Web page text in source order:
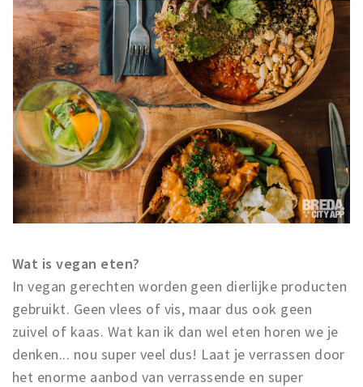
Draai aan het rad!
VRIJE TIJD
Sport
Nieuws
Agenda
Bezienswaardigheden
Musea, theaters & podia
Uitjes & activiteiten
Natuurgebieden
Party pics
Eten
Drinken
Slapen
Wat is vegan eten?
In vegan gerechten worden geen dierlijke producten
gebruikt. Geen vlees of vis, maar dus ook geen
zuivel of kaas. Wat kan ik dan wel eten horen we je
denken... nou super veel dus! Laat je verrassen door
het enorme aanbod van verrassende en super